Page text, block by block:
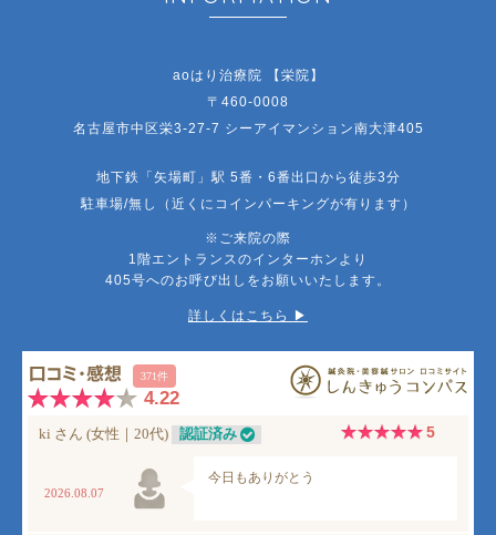
aoはり治療院 【栄院】
〒460-0008
名古屋市中区栄3-27-7 シーアイマンション南大津405
地下鉄「矢場町」駅 5番・6番出口から徒歩3分
駐車場/無し（近くにコインパーキングが有ります）
※ご来院の際
1階エントランスのインターホンより
405号へのお呼び出しをお願いいたします。
詳しくはこちら ▶︎